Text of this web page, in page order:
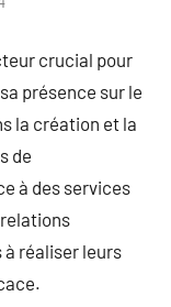
crucial pour
présence sur le
la création et la
de
à des services
réaliser leurs